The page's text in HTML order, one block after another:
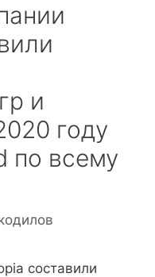
и
году
по всему
составили